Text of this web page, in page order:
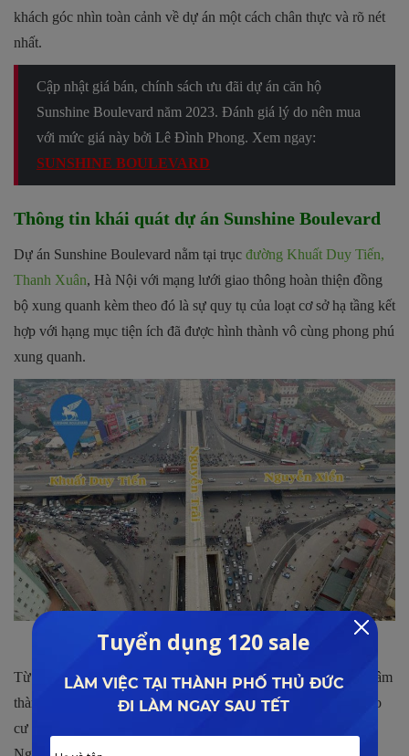
khách góc nhìn toàn cảnh về dự án một cách chân thực và rõ nét
nhất.
Cập nhật giá bán, chính sách ưu đãi dự án căn hộ
Sunshine Boulevard năm 2023. Đánh giá lý do nên mua
với mức giá này bởi Lê Đình Phong. Xem ngay:
SUNSHINE BOULEVARD
Thông tin khái quát dự án Sunshine Boulevard
Dự án Sunshine Boulevard nằm tại trục đường Khuất Duy Tiến,
Thanh Xuân, Hà Nội với mạng lưới giao thông hoàn thiện đồng
bộ xung quanh kèm theo đó là sự quy tụ của loạt cơ sở hạ tầng kết
hợp với hạng mục tiện ích đã được hình thành vô cùng phong phú
xung quanh.
Vị trí dự án nằm ngay tại các tuyến đường lớn
Từ đây, cư dân có thể dễ dàng để đặt chân đến khu vực trung tâm
thành phố đáp ứng tốt nhu cầu học hành cũng như làm việc cho
cư dân thông qua trục giao thông huyết mạch gồm